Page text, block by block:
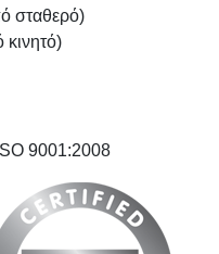
σταθερό)
κινητό)
9001:2008